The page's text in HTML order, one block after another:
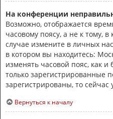
На конференции
Возможно, отображается
часовому поясу, а не к тому,
случае измените в личных
в котором вы находитесь:
изменять часовой пояс, как и
только зарегистрированные
зарегистрированы, то
Вернуться к началу